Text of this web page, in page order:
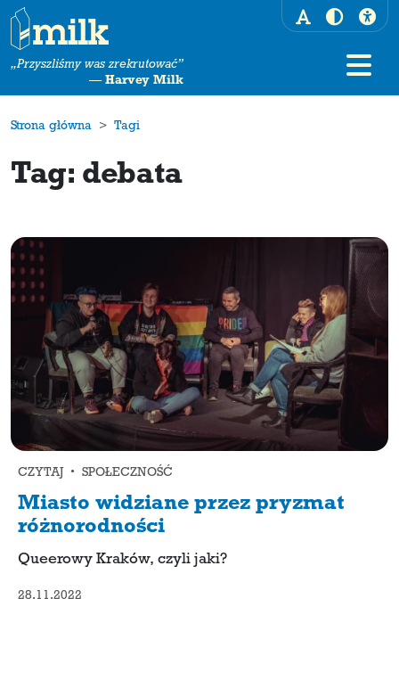
„Przyszliśmy was zrekrutować”
— Harvey Milk
Strona główna Tagi
Tag: debata
CZYTAJ • SPOŁECZNOŚĆ
Miasto widziane przez pryzmat
różnorodności
Queerowy Kraków, czyli jaki?
28.11.2022